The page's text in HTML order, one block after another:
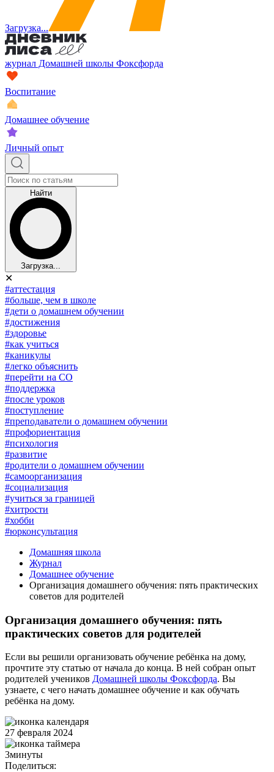
Загрузка...
журнал Домашней школы Фоксфорда
Воспитание
Домашнее обучение
Личный опыт
Найти
Загрузка...
✕
#аттестация
#больше, чем в школе
#дети о домашнем обучении
#достижения
#здоровье
#как учиться
#каникулы
#легко объяснить
#перейти на СО
#поддержка
#после уроков
#поступление
#преподаватели о домашнем обучении
#профориентация
#психология
#развитие
#родители о домашнем обучении
#самоорганизация
#социализация
#учиться за границей
#хитрости
#хобби
#юрконсультация
Домашняя школа
Журнал
Домашнее обучение
Организация домашнего обучения: пять практических
советов для родителей
Организация домашнего обучения: пять
практических советов для родителей
Если вы решили организовать обучение ребёнка на дому,
прочтите эту статью от начала до конца. В ней собран опыт
родителей учеников Домашней школы Фоксфорда. Вы
узнаете, с чего начать домашнее обучение и как обучать
ребёнка на дому.
27 февраля 2024
3минуты
Поделиться: